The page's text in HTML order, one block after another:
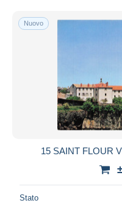
Nuovo
15 SAINT FLOUR
Stato